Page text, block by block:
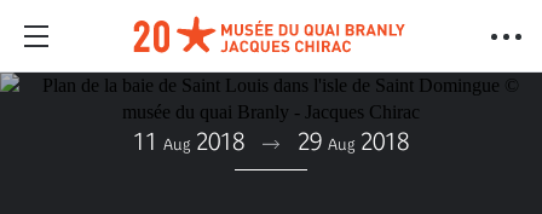
11 Aug 2018 29 Aug 2018